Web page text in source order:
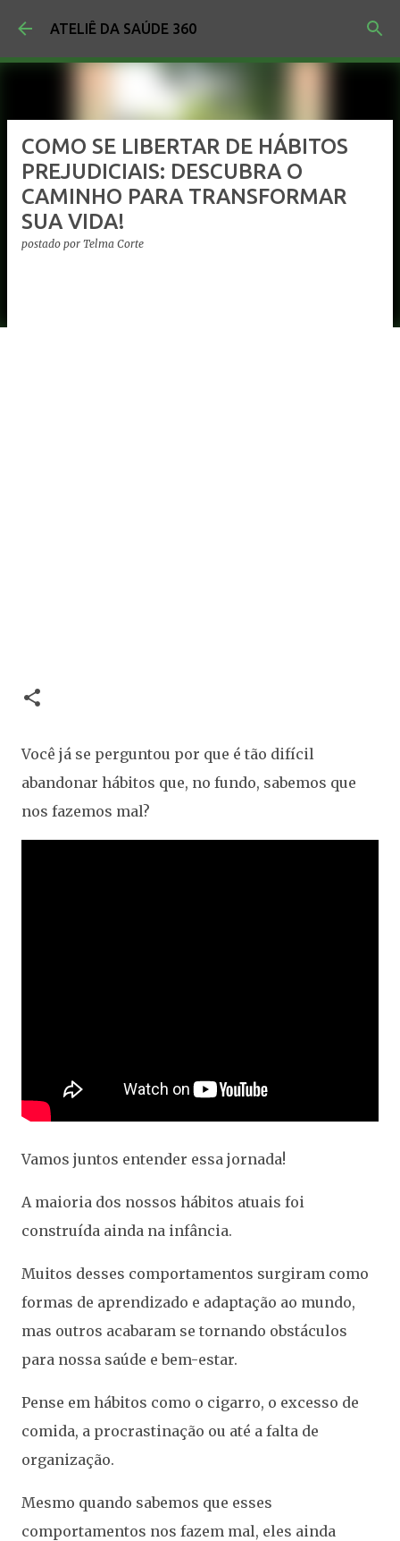
Pular para o conteúdo principal
ATELIÊ DA SAÚDE 360
COMO SE LIBERTAR DE HÁBITOS
PREJUDICIAIS: DESCUBRA O
CAMINHO PARA TRANSFORMAR
SUA VIDA!
postado por Telma Corte
Você já se perguntou por que é tão difícil
abandonar hábitos que, no fundo, sabemos que
nos fazemos mal?
Vamos juntos entender essa jornada!
A maioria dos nossos hábitos atuais foi
construída ainda na infância.
Muitos desses comportamentos surgiram como
formas de aprendizado e adaptação ao mundo,
mas outros acabaram se tornando obstáculos
para nossa saúde e bem-estar.
Pense em hábitos como o cigarro, o excesso de
comida, a procrastinação ou até a falta de
organização.
Mesmo quando sabemos que esses
comportamentos nos fazem mal, eles ainda